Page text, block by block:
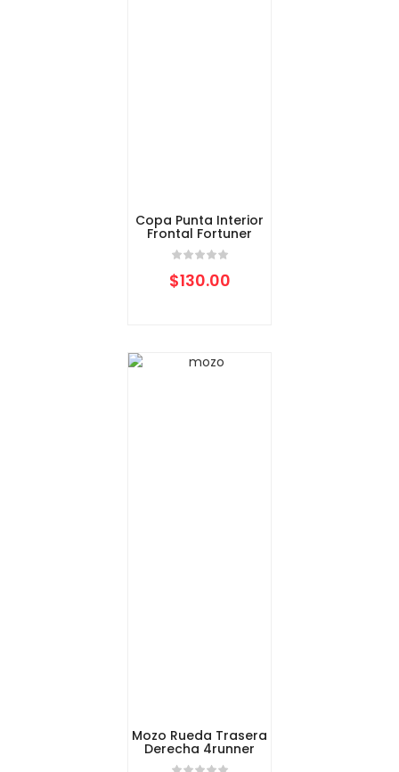
Copa Punta Interior
Frontal Fortuner
$130.00
Mozo Rueda Trasera
Derecha 4runner